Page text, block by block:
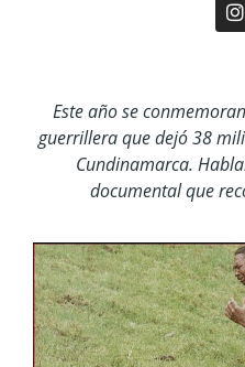
Este año se
guerrillera que dejó 38
Cundinamarca.
documental que